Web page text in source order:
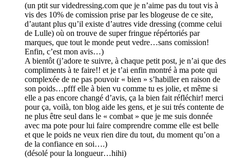
(un ptit sur videdressing.com que je n’aime pas du tout vis à
vis des 10% de comission prise par les blogeuse de ce site,
d’autant plus qu’il existe d’autres vide dressing (comme celui
de Lulle) où on trouve de super fringue répértoriés par
marques, que tout le monde peut vedre…sans comission!
Enfin, c’est mon avis…)
A bientôt (j’adore te suivre, à chaque petit post, je n’ai que des
compliments à te faire!! et je t’ai enfin montré à ma pote qui
complexée de ne pas pouvoir « bien » s’habiller en raison de
son poids…pfff elle à bien vu comme tu es jolie, et même si
elle a pas encore changé d’avis, ça la bien fait réfléchir! merci
pour ça, voilà, ton blog aide les gens, et je sui trés contente de
ne plus être seul dans le « combat » que je me suis donnée
avec ma pote pour lui faire comprendre comme elle est belle
et que le poids ne veux rien dire du tout, du moment qu’on a
de la confiance en soi….)
(désolé pour la longueur…hihi)